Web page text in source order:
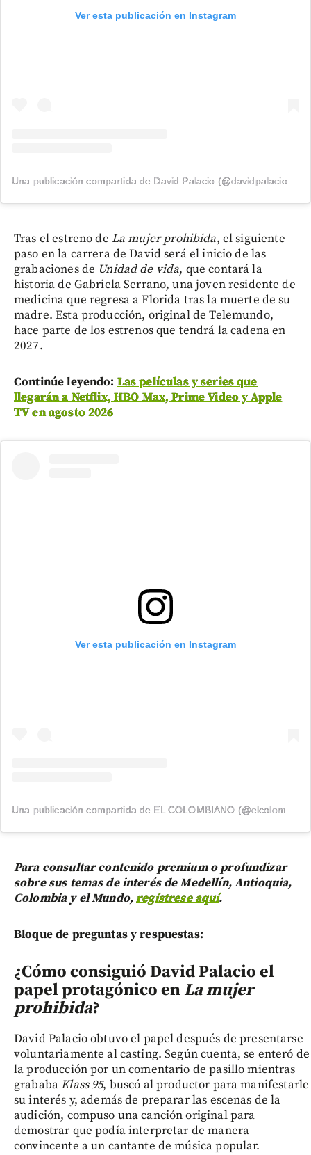
Ver esta publicación en Instagram
Una publicación compartida de David Palacio (@davidpalacio91)
Tras el estreno de La mujer prohibida, el siguiente
paso en la carrera de David será el inicio de las
grabaciones de Unidad de vida, que contará la
historia de Gabriela Serrano, una joven residente de
medicina que regresa a Florida tras la muerte de su
madre. Esta producción, original de Telemundo,
hace parte de los estrenos que tendrá la cadena en
2027.
Continúe leyendo: Las películas y series que
llegarán a Netflix, HBO Max, Prime Video y Apple
TV en agosto 2026
Ver esta publicación en Instagram
Una publicación compartida de EL COLOMBIANO (@elcolombiano_)
Para consultar contenido premium o profundizar
sobre sus temas de interés de Medellín, Antioquia,
Colombia y el Mundo,regístrese aquí.
Bloque de preguntas y respuestas:
¿Cómo consiguió David Palacio el
papel protagónico en La mujer
prohibida?
David Palacio obtuvo el papel después de presentarse
voluntariamente al casting. Según cuenta, se enteró de
la producción por un comentario de pasillo mientras
grababaKlass 95, buscó al productor para manifestarle
su interés y, además de preparar las escenas de la
audición, compuso una canción original para
demostrar que podía interpretar de manera
convincente a un cantante de música popular.